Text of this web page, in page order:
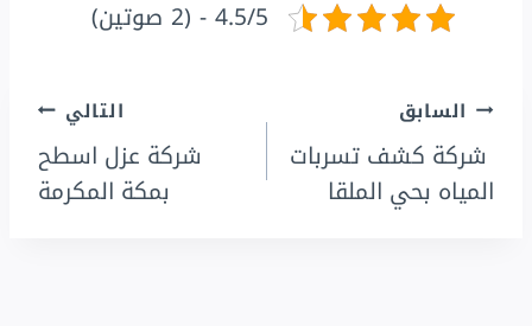
4.5/5 - (2 صوتين)
تصفّح
المقالات
السابق
شركة كشف تسربات
المياه بحي الملقا
التالي
شركة عزل اسطح
بمكة المكرمة